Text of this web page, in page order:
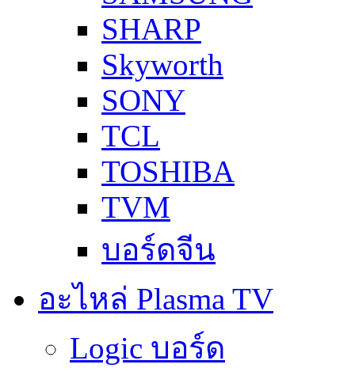
SHARP
Skyworth
SONY
TCL
TOSHIBA
TVM
บอร์ดจีน
อะไหล่ Plasma TV
Logic บอร์ด